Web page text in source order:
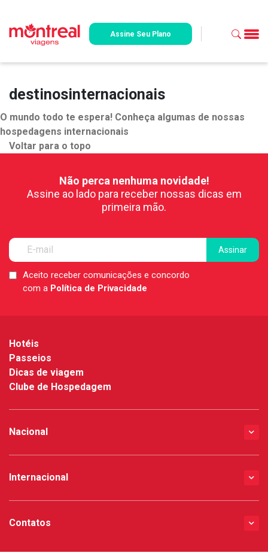
Assine Seu Plano
destinosinternacionais
O mundo todo te espera! Conheça algumas de nossas
hospedagens internacionais
Voltar para o topo
Não perca nenhuma novidade!
Assine ao lado para receber nossas dicas em
primeira mão.
LGPDAceito receber comunicações e concordo
com a Política de Privacidade
Hotéis
Passeios
Dicas de viagem
Clube de Hospedagem
Nacional
Internacional
Contatos